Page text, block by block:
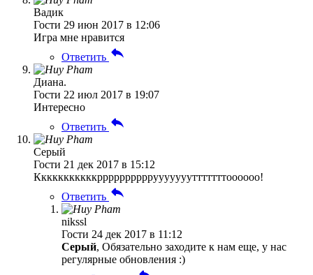
Вадик
Гости 29 июн 2017 в 12:06
Игра мне нравится
Ответить
Диана.
Гости 22 июл 2017 в 19:07
Интересно
Ответить
Серый
Гости 21 дек 2017 в 15:12
Кккккккккккррррррррррууууууутттттттоооооо!
Ответить
nikssl
Гости 24 дек 2017 в 11:12
Серый, Обязательно заходите к нам еще, у нас
регулярные обновления :)